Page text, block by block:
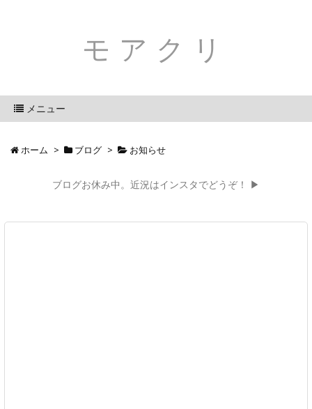
モアクリ
メニュー
ホーム > ブログ > お知らせ
ブログお休み中。近況はインスタでどうぞ！ ▶